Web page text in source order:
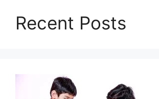
Recent Posts